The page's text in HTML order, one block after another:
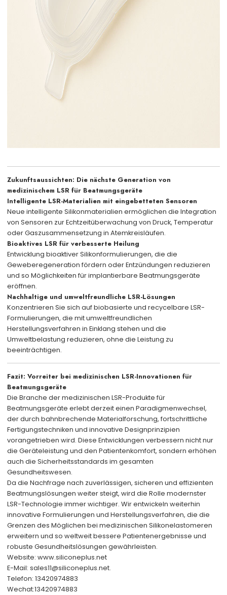
Zukunftsaussichten: Die nächste Generation von
medizinischem LSR für Beatmungsgeräte
Intelligente LSR-Materialien mit eingebetteten Sensoren
Neue intelligente Silikonmaterialien ermöglichen die Integration
von Sensoren zur Echtzeitüberwachung von Druck, Temperatur
oder Gaszusammensetzung in Atemkreisläufen.
Bioaktives LSR für verbesserte Heilung
Entwicklung bioaktiver Silikonformulierungen, die die
Geweberegeneration fördern oder Entzündungen reduzieren
und so Möglichkeiten für implantierbare Beatmungsgeräte
eröffnen.
Nachhaltige und umweltfreundliche LSR-Lösungen
Konzentrieren Sie sich auf biobasierte und recycelbare LSR-
Formulierungen, die mit umweltfreundlichen
Herstellungsverfahren in Einklang stehen und die
Umweltbelastung reduzieren, ohne die Leistung zu
beeinträchtigen.
Fazit: Vorreiter bei medizinischen LSR-Innovationen für
Beatmungsgeräte
Die Branche der medizinischen LSR-Produkte für
Beatmungsgeräte erlebt derzeit einen Paradigmenwechsel,
der durch bahnbrechende Materialforschung, fortschrittliche
Fertigungstechniken und innovative Designprinzipien
vorangetrieben wird. Diese Entwicklungen verbessern nicht nur
die Geräteleistung und den Patientenkomfort, sondern erhöhen
auch die Sicherheitsstandards im gesamten
Gesundheitswesen.
Da die Nachfrage nach zuverlässigen, sicheren und effizienten
Beatmungslösungen weiter steigt, wird die Rolle modernster
LSR-Technologie immer wichtiger. Wir entwickeln weiterhin
innovative Formulierungen und Herstellungsverfahren, die die
Grenzen des Möglichen bei medizinischen Silikonelastomeren
erweitern und so weltweit bessere Patientenergebnisse und
robuste Gesundheitslösungen gewährleisten.
Website:www.siliconeplus.net
E-Mail: sales11@siliconeplus.net.
Telefon: 13420974883
Wechat:13420974883